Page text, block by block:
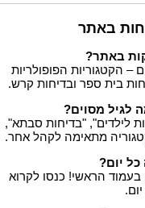
באתר
באתר?
– הקטגוריות הפופולריות
בית ספר ובדיחות קרש.
לגיל מסוים?
לילדים", "בדיחות סבתא",
מתאימה לקהל אחר.
יום?
הראשי! כנסו לקרוא